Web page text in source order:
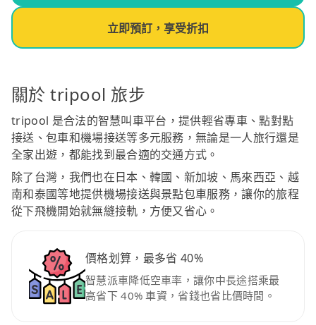
立即預訂，享受折扣
關於 tripool 旅步
tripool 是合法的智慧叫車平台，提供輕省專車、點對點
接送、包車和機場接送等多元服務，無論是一人旅行還是
全家出遊，都能找到最合適的交通方式。
除了台灣，我們也在日本、韓國、新加坡、馬來西亞、越
南和泰國等地提供機場接送與景點包車服務，讓你的旅程
從下飛機開始就無縫接軌，方便又省心。
價格划算，最多省 40%
智慧派車降低空車率，讓你中長途搭乘最
高省下 40% 車資，省錢也省比價時間。